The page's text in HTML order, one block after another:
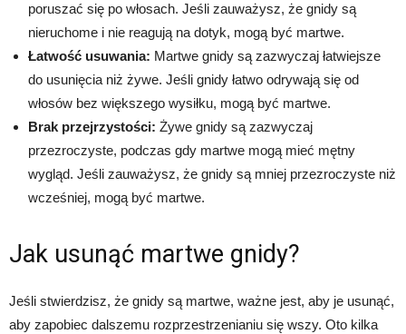
poruszać się po włosach. Jeśli zauważysz, że gnidy są
nieruchome i nie reagują na dotyk, mogą być martwe.
Łatwość usuwania: Martwe gnidy są zazwyczaj łatwiejsze
do usunięcia niż żywe. Jeśli gnidy łatwo odrywają się od
włosów bez większego wysiłku, mogą być martwe.
Brak przejrzystości: Żywe gnidy są zazwyczaj
przezroczyste, podczas gdy martwe mogą mieć mętny
wygląd. Jeśli zauważysz, że gnidy są mniej przezroczyste niż
wcześniej, mogą być martwe.
Jak usunąć martwe gnidy?
Jeśli stwierdzisz, że gnidy są martwe, ważne jest, aby je usunąć,
aby zapobiec dalszemu rozprzestrzenianiu się wszy. Oto kilka